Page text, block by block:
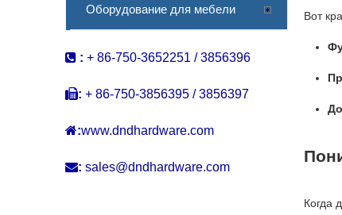
дверей
Оборудование для мебели
 : + 86-750-3652251 / 3856396
: + 86-750-3856395 / 3856397
:www.dndhardware.com
: sales@dndhardware.com
Вот
Когда